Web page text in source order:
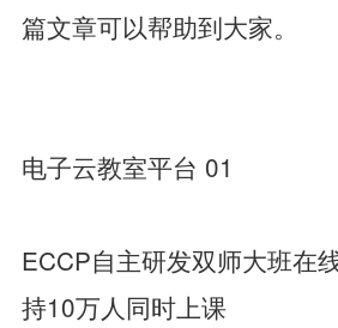
篇文章可以帮助到大家。
电子云教室平台 01
ECCP自主研发双师大班在
持10万人同时上课